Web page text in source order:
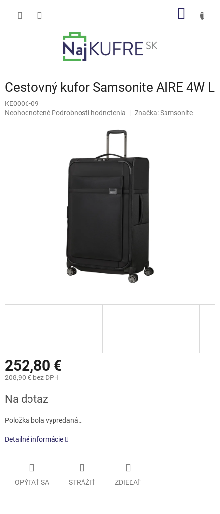
Cestovný kufor Samsonite AIRE 4W L
KE0006-09
Priemerné
Neohodnotené Podrobnosti hodnotenia Značka:Samsonite
252,80 €
208,90 € bez DPH
cena:
Na dotaz
Položka bola vypredaná…
Detailné informácie
OPÝTAŤ SA STRÁŽIŤ ZDIEĽAŤ